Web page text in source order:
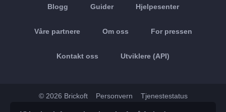
Blogg Guider Hjelpesenter
Våre partnere Om oss For pressen
Kontakt oss Utviklere (API)
© 2026 Brickoft Personvern Tjenestestatus